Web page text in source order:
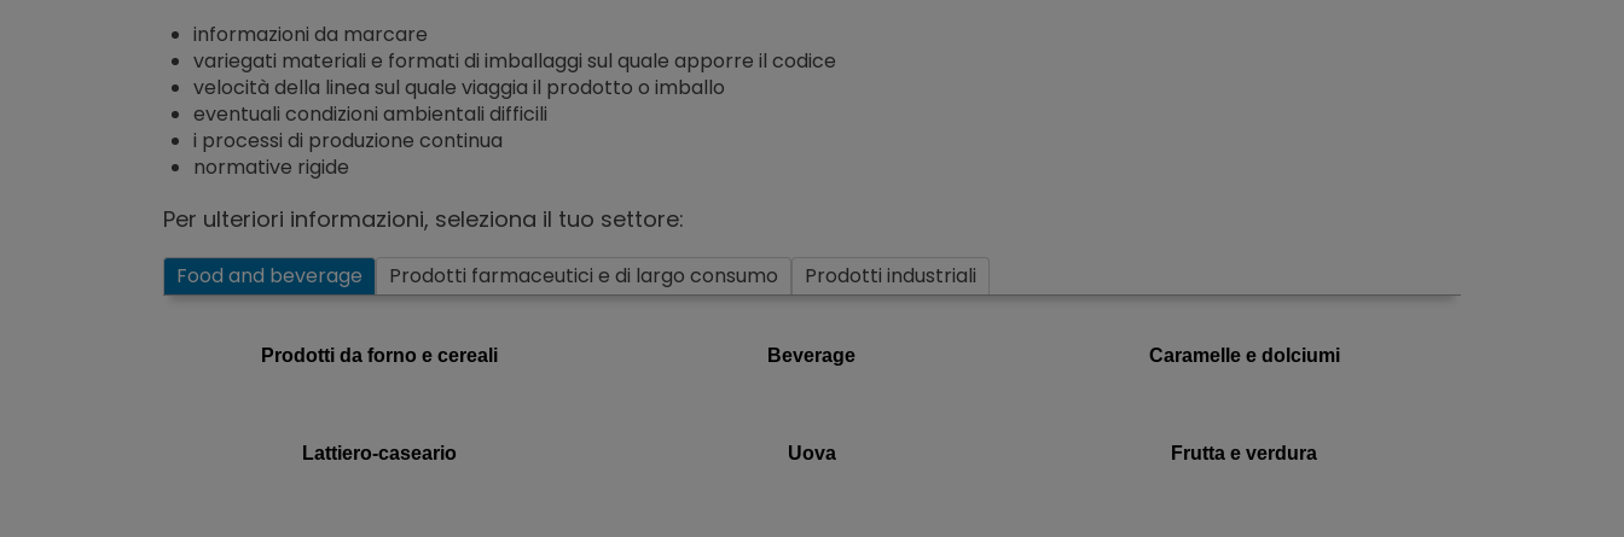
informazioni da marcare
variegati materiali e formati di imballaggi sul quale apporre il codice
velocità della linea sul quale viaggia il prodotto o imballo
eventuali condizioni ambientali difficili
i processi di produzione continua
normative rigide
Per ulteriori informazioni, seleziona il tuo settore:
Food and beverage Prodotti farmaceutici e di largo consumo Prodotti industriali
Prodotti da forno e cereali
Lattiero-caseario
Beverage
Uova
Caramelle e dolciumi
Frutta e verdura